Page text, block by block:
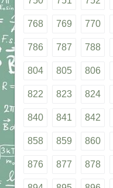
768 769 770
786 787 788
804 805 806
822 823 824
840 841 842
858 859 860
876 877 878